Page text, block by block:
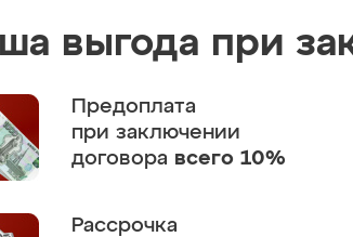
выгода при
Предоплата
при заключении
договора всего 10%
Рассрочка